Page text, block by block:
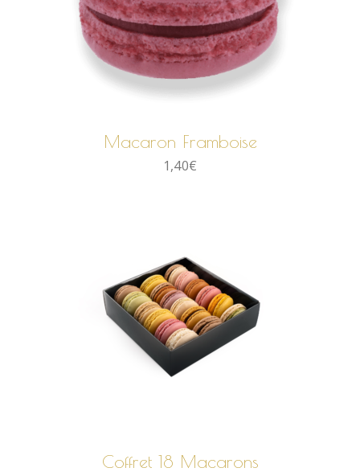
AJOUTER AU PANIER
Macaron Framboise
1,40€
Coffret 18 Macarons